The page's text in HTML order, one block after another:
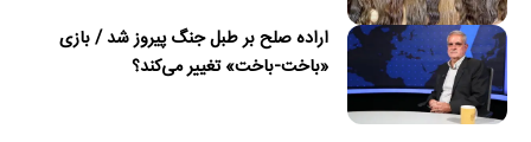
اراده صلح بر طبل جنگ پیروز شد / بازی
«باخت-باخت» تغییر می‌کند؟